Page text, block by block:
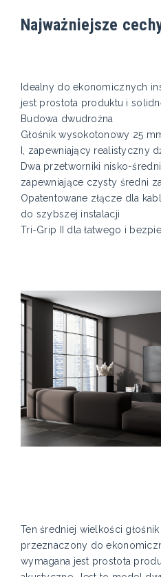
Najważniejsze
Idealny do ekonomicznych
jest prostota produktu i
Budowa dwudrożna
Głośnik wysokotonowy 25
I, zapewniający realistyczny
Dwa przetworniki nisko-
zapewniające czysty średni
Opatentowane złącze dla
do szybszej instalacji
Tri-Grip II dla łatwego i
Ten średniej wielkości
przeznaczony do
wymagana jest prostota